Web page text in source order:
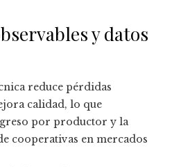
y datos
reduce pérdidas
calidad, lo que
por productor y la
cooperativas en mercados